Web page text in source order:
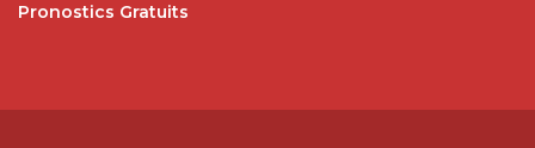
Pronostics Gratuits